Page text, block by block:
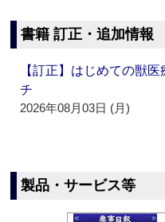
書籍 訂正・追加情報
【訂正】はじめての獣
チ
2026年08月03日 (月)
製品・サービス等